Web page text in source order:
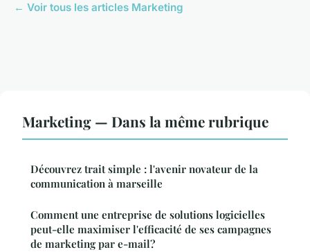
← Voir tous les articles Marketing
Marketing — Dans la même rubrique
Découvrez trait simple : l'avenir novateur de la
communication à marseille
Comment une entreprise de solutions logicielles
peut-elle maximiser l'efficacité de ses campagnes
de marketing par e-mail?